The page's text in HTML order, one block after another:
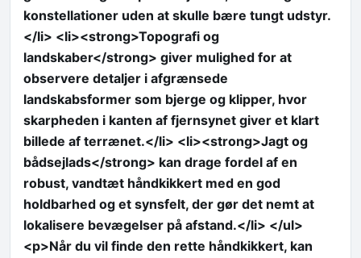
konstellationer uden at skulle bære tungt udstyr.
</li> <li><strong>Topografi og
landskaber</strong> giver mulighed for at
observere detaljer i afgrænsede
landskabsformer som bjerge og klipper, hvor
skarpheden i kanten af fjernsynet giver et klart
billede af terrænet.</li> <li><strong>Jagt og
bådsejlads</strong> kan drage fordel af en
robust, vandtæt håndkikkert med en god
holdbarhed og et synsfelt, der gør det nemt at
lokalisere bevægelser på afstand.</li> </ul>
<p>Når du vil finde den rette håndkikkert, kan